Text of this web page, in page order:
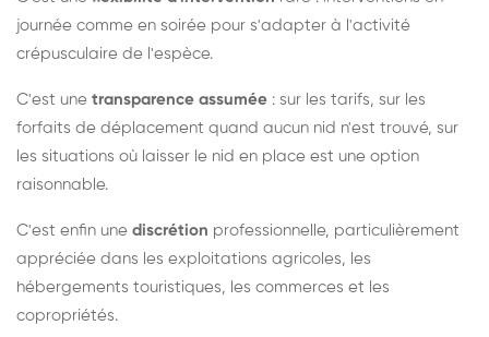
journée comme en soirée pour s'adapter à l'activité
crépusculaire de l'espèce.
C'est une transparence assumée : sur les tarifs, sur les
forfaits de déplacement quand aucun nid n'est trouvé, sur
les situations où laisser le nid en place est une option
raisonnable.
C'est enfin une discrétion professionnelle, particulièrement
appréciée dans les exploitations agricoles, les
hébergements touristiques, les commerces et les
copropriétés.